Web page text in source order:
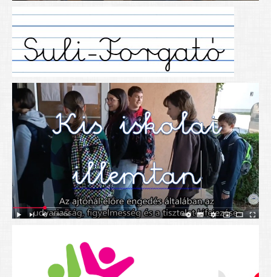
Nyitva tartás
SZÜLŐKNEK
Google Tanterem, Classroom - útmutató diákoknak
Tanév rendje
Étkezés befizetése
Étlap
eKréta
Diákigazolvány igénylése
Mindennapos testnevelés
Tartós tankönyvek
Nyolcadikosainknak